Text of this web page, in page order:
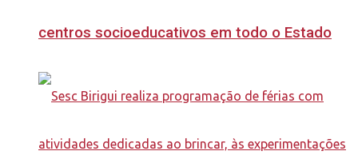
centros socioeducativos em todo o Estado